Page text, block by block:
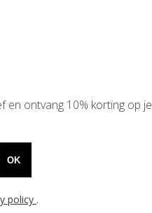
en ontvang 10% korting op je
OK
policy .